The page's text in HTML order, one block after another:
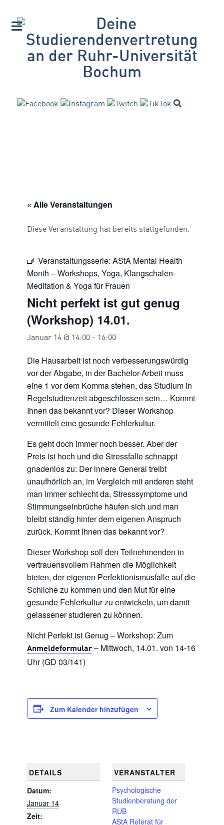
« Alle Veranstaltungen
Diese Veranstaltung hat bereits stattgefunden.
Veranstaltungsserie: AStA Mental Health
Month – Workshops, Yoga, Klangschalen-
Meditation & Yoga für Frauen
Nicht perfekt ist gut genug
(Workshop) 14.01.
Januar 14 @ 14:00 - 16:00
Die Hausarbeit ist noch verbesserungswürdig
vor der Abgabe, in der Bachelor-Arbeit muss
eine 1 vor dem Komma stehen, das Studium in
Regelstudienzeit abgeschlossen sein… Kommt
Ihnen das bekannt vor? Dieser Workshop
vermittelt eine gesunde Fehlerkultur.
Es geht doch immer noch besser. Aber der
Preis ist hoch und die Stressfalle schnappt
gnadenlos zu: Der innere General treibt
unaufhörlich an, im Vergleich mit anderen steht
man immer schlecht da, Stresssymptome und
Stimmungseinbrüche häufen sich und man
bleibt ständig hinter dem eigenen Anspruch
zurück. Kommt Ihnen das bekannt vor?
Dieser Workshop soll den Teilnehmenden in
vertrauensvollem Rahmen die Möglichkeit
bieten, der eigenen Perfektionismusfalle auf die
Schliche zu kommen und den Mut für eine
gesunde Fehlerkultur zu entwickeln, um damit
gelassener studieren zu können.
Nicht Perfekt ist Genug – Workshop: Zum
Anmeldeformular – Mittwoch, 14.01. von 14-16
Uhr (GD 03/141)
Zum Kalender hinzufügen
DETAILS
Datum:
Januar 14
Zeit:
VERANSTALTER
Psychologische
Studienberatung der
RUB
AStA Referat für